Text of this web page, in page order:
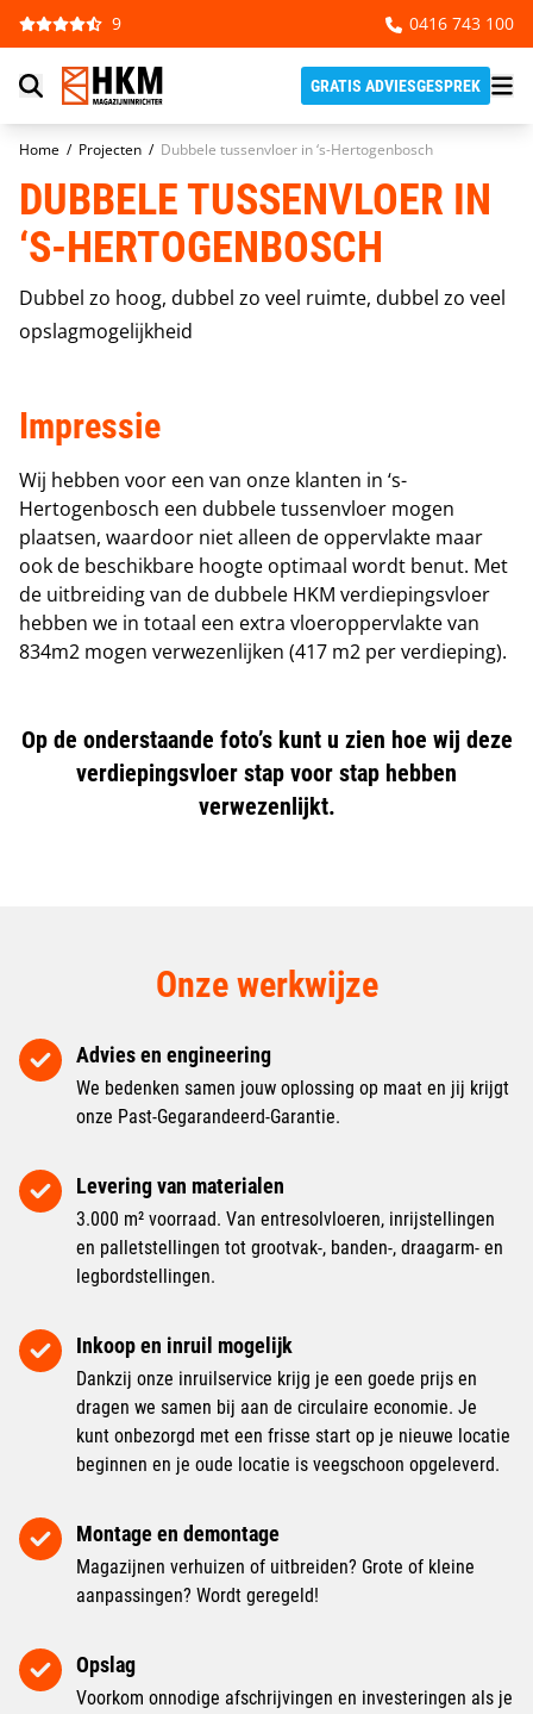
Ga naar de inhoud
9 0416 743 100
GRATIS ADVIESGESPREK
Home / Projecten / Dubbele tussenvloer in ‘s-Hertogenbosch
DUBBELE TUSSENVLOER IN
‘S-HERTOGENBOSCH
Dubbel zo hoog, dubbel zo veel ruimte, dubbel zo veel
opslagmogelijkheid
Impressie
Wij hebben voor een van onze klanten in ‘s-
Hertogenbosch een dubbele tussenvloer mogen
plaatsen, waardoor niet alleen de oppervlakte maar
ook de beschikbare hoogte optimaal wordt benut. Met
de uitbreiding van de dubbele HKM verdiepingsvloer
hebben we in totaal een extra vloeroppervlakte van
834m2 mogen verwezenlijken (417 m2 per verdieping).
Op de onderstaande foto’s kunt u zien hoe wij deze
verdiepingsvloer stap voor stap hebben
verwezenlijkt.
Onze werkwijze
Advies en engineering
We bedenken samen jouw oplossing op maat en jij krijgt
onze Past-Gegarandeerd-Garantie.
Levering van materialen
3.000 m² voorraad. Van entresolvloeren, inrijstellingen
en palletstellingen tot grootvak-, banden-, draagarm- en
legbordstellingen.
Inkoop en inruil mogelijk
Dankzij onze inruilservice krijg je een goede prijs en
dragen we samen bij aan de circulaire economie. Je
kunt onbezorgd met een frisse start op je nieuwe locatie
beginnen en je oude locatie is veegschoon opgeleverd.
Montage en demontage
Magazijnen verhuizen of uitbreiden? Grote of kleine
aanpassingen? Wordt geregeld!
Opslag
Voorkom onnodige afschrijvingen en investeringen als je